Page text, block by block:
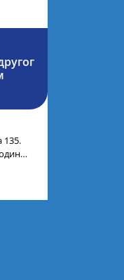
135.